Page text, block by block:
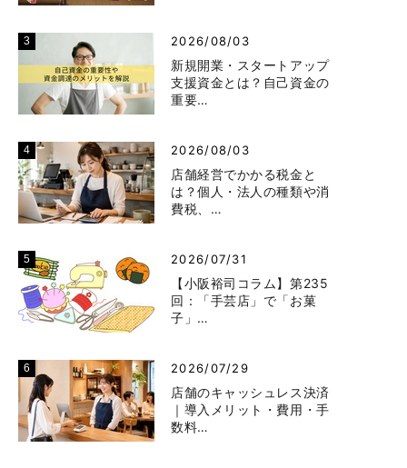
2026/08/03
新規開業・スタートアップ
支援資金とは？自己資金の
重要…
2026/08/03
店舗経営でかかる税金と
は？個人・法人の種類や消
費税、…
2026/07/31
【小阪裕司コラム】第235
回：「手芸店」で「お菓
子」…
2026/07/29
店舗のキャッシュレス決済
｜導入メリット・費用・手
数料…